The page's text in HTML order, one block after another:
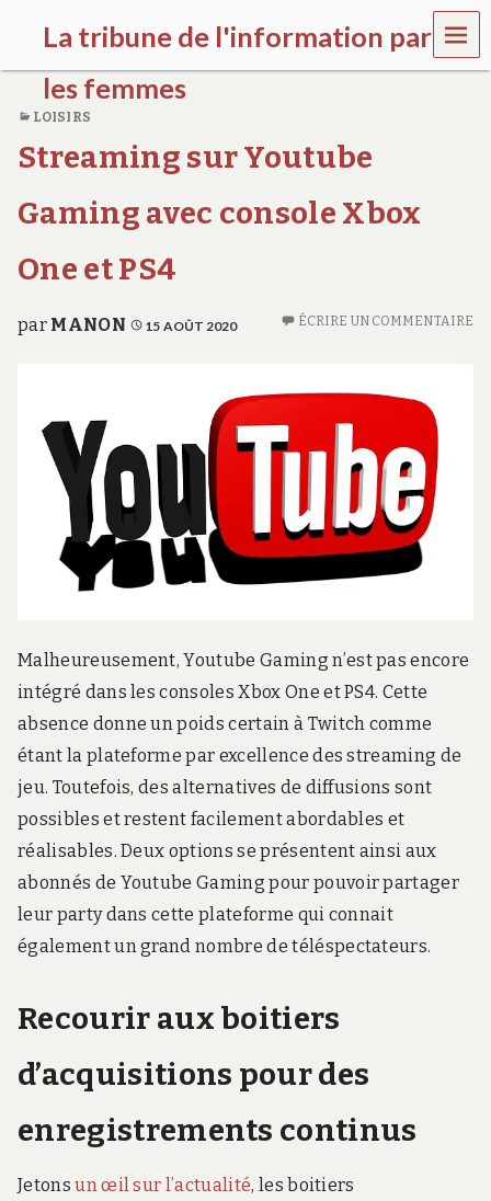
La tribune de l'information par
les femmes
a
t
i
u
n
w
MEN
U
LOISIRS
Streaming sur Youtube
Gaming avec console Xbox
One et PS4
par MANON 15 AOÛT 2020 ÉCRIRE UN COMMENTAIRE
Malheureusement, Youtube Gaming n’est pas encore
intégré dans les consoles Xbox One et PS4. Cette
absence donne un poids certain à Twitch comme
étant la plateforme par excellence des streaming de
jeu. Toutefois, des alternatives de diffusions sont
possibles et restent facilement abordables et
réalisables. Deux options se présentent ainsi aux
abonnés de Youtube Gaming pour pouvoir partager
leur party dans cette plateforme qui connait
également un grand nombre de téléspectateurs.
Recourir aux boitiers
d’acquisitions pour des
enregistrements continus
Jetonsun œil sur l’actualité, les boitiers